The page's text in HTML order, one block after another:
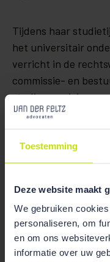
Toestemming
Deze website maakt
We gebruiken
personaliseren, om
en om ons
informatie over uw
Tijdens haar
het universitair
verricht in de
commissie- en
studieverenigingen
al werkzaam als
Werkzaam in